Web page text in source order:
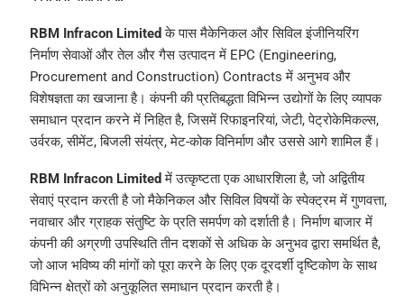
RBM Infracon Limited के पास मैकेनिकल और सिविल इंजीनियरिंग
निर्माण सेवाओं और तेल और गैस उत्पादन में EPC (Engineering,
Procurement and Construction) Contracts में अनुभव और
विशेषज्ञता का खजाना है। कंपनी की प्रतिबद्धता विभिन्न उद्योगों के लिए व्यापक
समाधान प्रदान करने में निहित है, जिसमें रिफाइनरियां, जेटी, पेट्रोकेमिकल्स,
उर्वरक, सीमेंट, बिजली संयंत्र, मेट-कोक विनिर्माण और उससे आगे शामिल हैं।
RBM Infracon Limited में उत्कृष्टता एक आधारशिला है, जो अद्वितीय
सेवाएं प्रदान करती है जो मैकेनिकल और सिविल विषयों के स्पेक्ट्रम में गुणवत्ता,
नवाचार और ग्राहक संतुष्टि के प्रति समर्पण को दर्शाती है। निर्माण बाजार में
कंपनी की अग्रणी उपस्थिति तीन दशकों से अधिक के अनुभव द्वारा समर्थित है,
जो आज भविष्य की मांगों को पूरा करने के लिए एक दूरदर्शी दृष्टिकोण के साथ
विभिन्न क्षेत्रों को अनुकूलित समाधान प्रदान करती है।